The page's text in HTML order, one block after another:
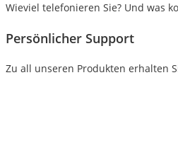
Wieviel telefonieren Sie? Und was
Persönlicher Support
Zu all unseren Produkten erhalten